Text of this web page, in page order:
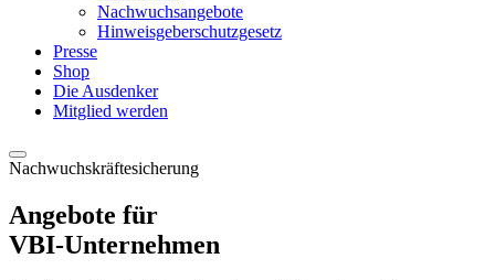
Nachwuchsangebote
Hinweisgeberschutzgesetz
Presse
Shop
Die Ausdenker
Mitglied werden
Nachwuchskräftesicherung
Angebote für
VBI-Unternehmen